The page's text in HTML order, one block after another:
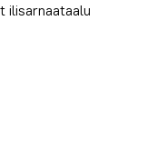
ilisarnaataalu